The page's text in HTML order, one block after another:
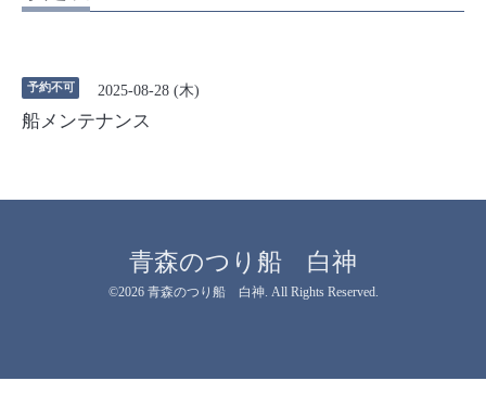
予約不可 2025-08-28 (木)
船メンテナンス
青森のつり船 白神
©2026 青森のつり船 白神. All Rights Reserved.